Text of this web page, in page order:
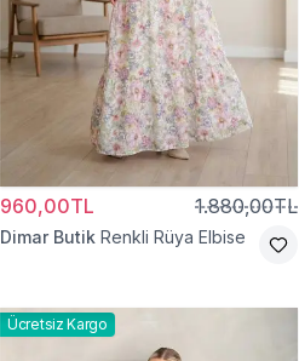
960,00TL 1.880,00TL
Dimar Butik Renkli Rüya Elbise
Ücretsiz Kargo